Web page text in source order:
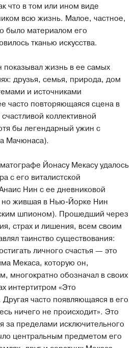
что в том или ином виде
всю жизнь. Малое, частное,
было материалом его
тканью искусства.
показывал жизнь в ее самых
друзья, семья, природа, дом
и источниками
часто повторяющаяся сцена в
коллективной
бы легендарный ужин с
Мачюнаса).
Йонасу Мекасу удалось
с его виталистской
Нин с ее дневниковой
но жившая в Нью-Йорке Нин
шпионом). Прошедший через
страх и лишения, всем своим
таинство существования:
личного счастья — это
Мекаса, которую он,
многократно обозначал в своих
интертитром «Это
часто появляющаяся в его
ничего не происходит». Это
за пределами исключительного
центральным предметом его